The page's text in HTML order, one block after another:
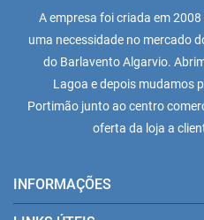
A empresa foi criada em
uma necessidade no mercado
do Barlavento Algarvio.
Lagoa e depois mudamos
Portimão junto ao centro
oferta da loja a
INFORMAÇÕES